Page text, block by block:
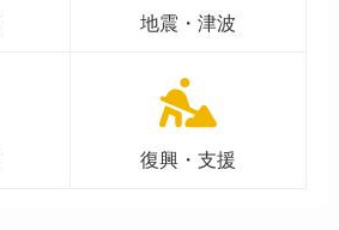
地震・津波
復興・支援